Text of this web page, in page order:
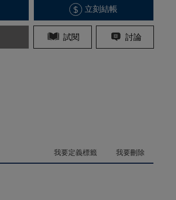
$ 立刻結帳
試閱 討論
我要定義標籤 我要刪除